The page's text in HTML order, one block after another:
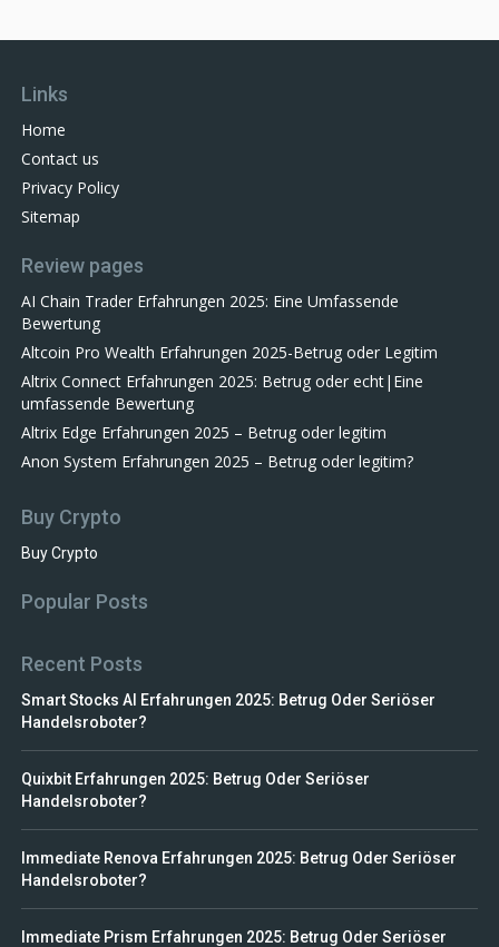
Links
Home
Contact us
Privacy Policy
Sitemap
Review pages
AI Chain Trader Erfahrungen 2025: Eine Umfassende
Bewertung
Altcoin Pro Wealth Erfahrungen 2025-Betrug oder Legitim
Altrix Connect Erfahrungen 2025: Betrug oder echt|Eine
umfassende Bewertung
Altrix Edge Erfahrungen 2025 – Betrug oder legitim
Anon System Erfahrungen 2025 – Betrug oder legitim?
Buy Crypto
Buy Crypto
Popular Posts
Recent Posts
Smart Stocks AI Erfahrungen 2025: Betrug Oder Seriöser
Handelsroboter?
Quixbit Erfahrungen 2025: Betrug Oder Seriöser
Handelsroboter?
Immediate Renova Erfahrungen 2025: Betrug Oder Seriöser
Handelsroboter?
Immediate Prism Erfahrungen 2025: Betrug Oder Seriöser